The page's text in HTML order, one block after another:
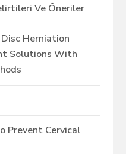
Ve Öneriler
Herniation
Solutions With
Prevent Cervical